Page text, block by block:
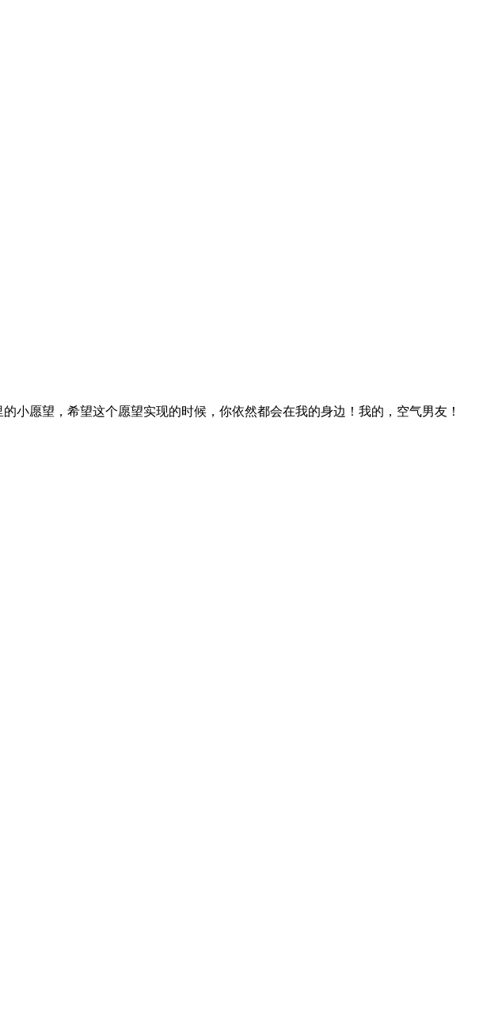
小愿望，希望这个愿望实现的时候，你依然都会在我的身边！我的，空气男友！